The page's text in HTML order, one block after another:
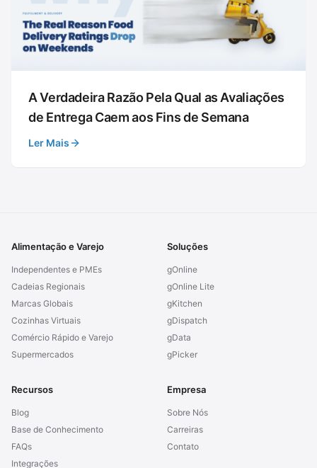
A Verdadeira Razão Pela Qual as Avaliações
de Entrega Caem aos Fins de Semana
Ler Mais
Alimentação e Varejo
Independentes e PMEs
Cadeias Regionais
Marcas Globais
Cozinhas Virtuais
Comércio Rápido e Varejo
Supermercados
Soluções
gOnline
gOnline Lite
gKitchen
gDispatch
gData
gPicker
Recursos
Blog
Base de Conhecimento
FAQs
Integrações
Empresa
Sobre Nós
Carreiras
Contato